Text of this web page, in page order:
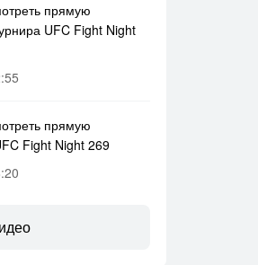
прямую
UFC Fight Night
прямую
Fight Night 269